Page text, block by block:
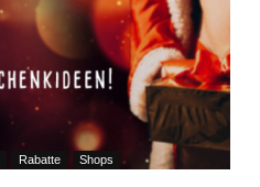
Rabatte Shops